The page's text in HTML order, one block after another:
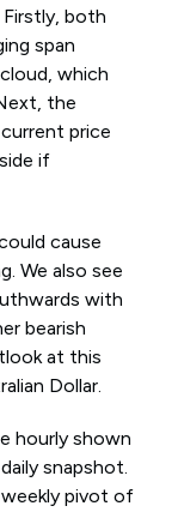
both
span
which
the
price
if
cause
We also see
with
bearish
at this
Dollar.
hourly shown
snapshot.
pivot of